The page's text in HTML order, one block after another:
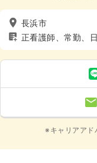
長浜市
正看護師、常勤、
護・福祉系、土日
※キャリアアド